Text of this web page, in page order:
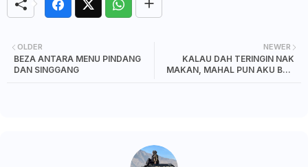
NEWER
KALAU DAH TERINGIN NAK
MAKAN, MAHAL PUN AKU BELI
OLDER
BEZA ANTARA MENU PINDANG
DAN SINGGANG